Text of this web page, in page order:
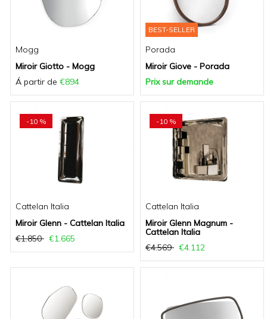
Mogg
Miroir Giotto - Mogg
Á partir de €894
BEST-SELLER
Porada
Miroir Giove - Porada
Prix sur demande
-10 %
Cattelan Italia
Miroir Glenn - Cattelan Italia
€1.850
€1.665
-10 %
Cattelan Italia
Miroir Glenn Magnum -
Cattelan Italia
€4.569
€4.112